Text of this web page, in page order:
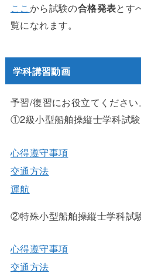
ここから試験の合格発表とす
覧になれます。
学科講習動画
予習/復習にお役立てください。
①2級小型船舶操縦士学科試験
心得遵守事項
交通方法
運航
②特殊小型船舶操縦士学科試
心得遵守事項
交通方法